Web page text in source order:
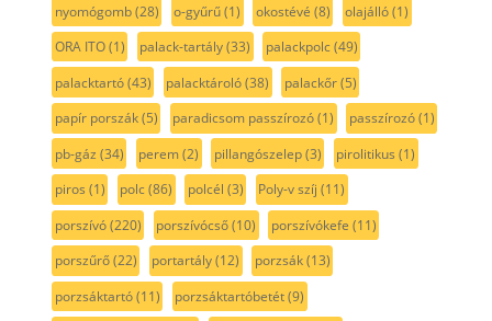
nyomógomb(28) o-gyűrű(1) okostévé (8) olajálló(1)
ORA ITO(1) palack-tartály(33) palackpolc(49)
palacktartó(43) palacktároló(38) palackőr(5)
papír porszák(5) paradicsom passzírozó(1) passzírozó(1)
pb-gáz (34) perem(2) pillangószelep(3) pirolitikus (1)
piros (1) polc(86) polcél (3) Poly-v szíj (11)
porszívó(220) porszívócső(10) porszívókefe (11)
porszűrő(22) portartály(12) porzsák(13)
porzsáktartó(11) porzsáktartóbetét(9)